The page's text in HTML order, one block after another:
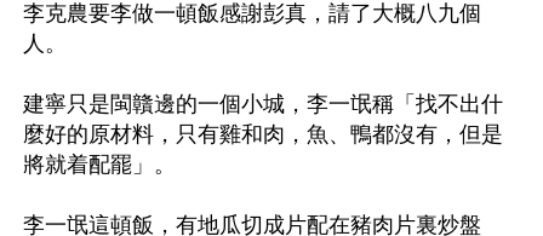
李克農要李做一頓飯感謝彭真，請了大概八九個
人。
建寧只是閩贛邊的一個小城，李一氓稱「找不出什
麼好的原材料，只有雞和肉，魚、鴨都沒有，但是
將就着配罷」。
李一氓這頓飯，有地瓜切成片配在豬肉片裏炒盤